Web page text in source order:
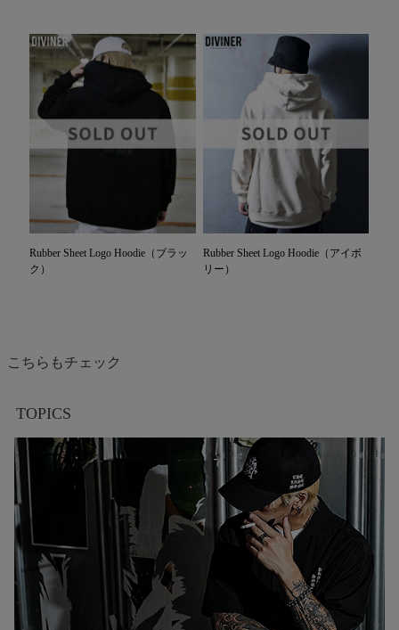
Rubber Sheet Logo Hoodie（ブラッ
ク）
Rubber Sheet Logo Hoodie（アイボ
リー）
こちらもチェック
TOPICS